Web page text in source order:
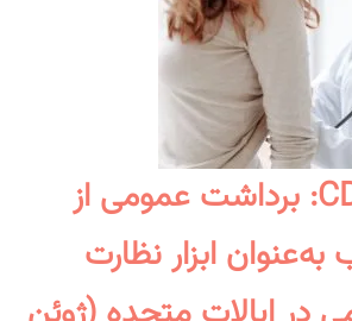
نظرسنجی CDC: برداشت عمومی از
ابزار نظارت